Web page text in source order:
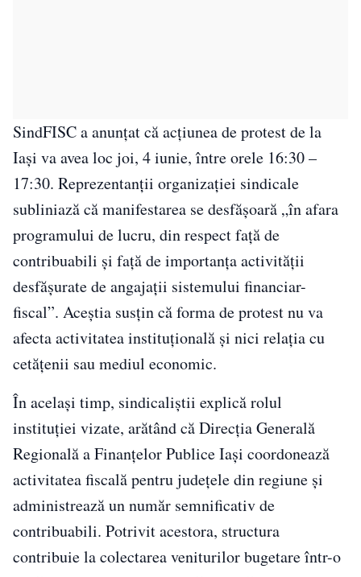
SindFISC a anunțat că acțiunea de protest de la
Iași va avea loc joi, 4 iunie, între orele 16:30 –
17:30. Reprezentanții organizației sindicale
subliniază că manifestarea se desfășoară „în afara
programului de lucru, din respect față de
contribuabili și față de importanța activității
desfășurate de angajații sistemului financiar-
fiscal”. Aceștia susțin că forma de protest nu va
afecta activitatea instituțională și nici relația cu
cetățenii sau mediul economic.
În același timp, sindicaliștii explică rolul
instituției vizate, arătând că Direcția Generală
Regională a Finanțelor Publice Iași coordonează
activitatea fiscală pentru județele din regiune și
administrează un număr semnificativ de
contribuabili. Potrivit acestora, structura
contribuie la colectarea veniturilor bugetare într-o